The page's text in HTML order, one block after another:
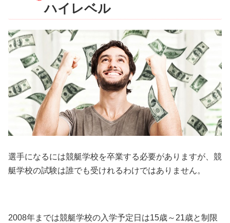
ハイレベル
選手になるには競艇学校を卒業する必要がありますが、競
艇学校の試験は誰でも受けれるわけではありません。
2008年までは競艇学校の入学予定日は15歳～21歳と制限